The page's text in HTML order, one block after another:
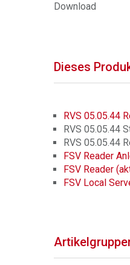
Download
Dieses
RVS 05.05.44
RVS 05.05.44
RVS 05.05.44
FSV Reader
FSV Reader
FSV Local